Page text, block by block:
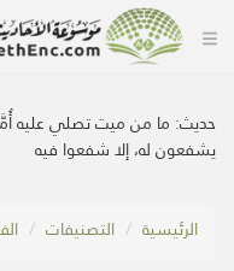
حديث: ما من ميت تصلي عليه
يشفعون له، إلا شفعوا فيه
الرئيسية التصنيفات